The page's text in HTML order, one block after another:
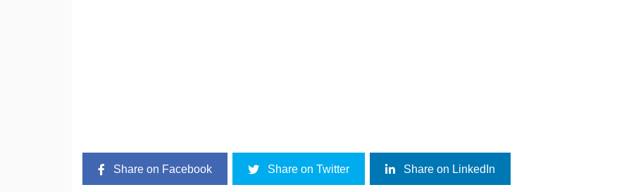
Share on Facebook Share on Twitter Share on LinkedIn